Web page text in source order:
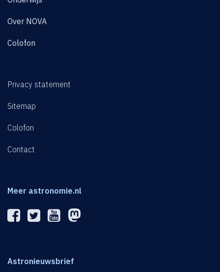
Over NOVA
Colofon
Privacy statement
Sitemap
Colofon
Contact
Meer astronomie.nl
Astronieuwsbrief